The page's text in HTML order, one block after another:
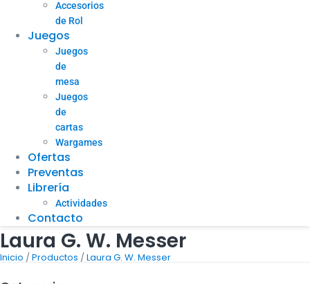
Accesorios
de Rol
Juegos
Juegos
de
mesa
Juegos
de
cartas
Wargames
Ofertas
Preventas
Librería
Actividades
Contacto
Laura G. W. Messer
Inicio /Productos /Laura G. W. Messer